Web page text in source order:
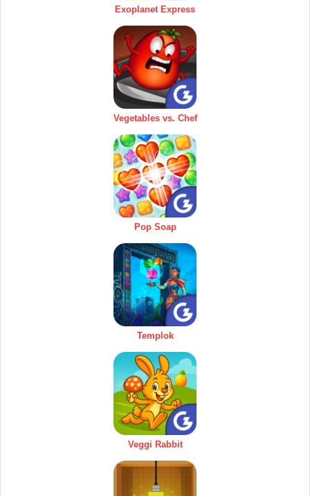
Exoplanet Express
Vegetables vs. Chef
Pop Soap
Templok
Veggi Rabbit